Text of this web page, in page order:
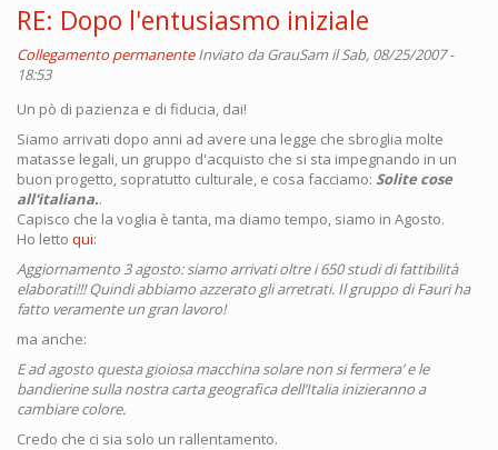
RE: Dopo l'entusiasmo iniziale
Collegamento permanente Inviato daGrauSamil Sab, 08/25/2007 -
18:53
Un pò di pazienza e di fiducia, dai!
Siamo arrivati dopo anni ad avere una legge che sbroglia molte
matasse legali, un gruppo d'acquisto che si sta impegnando in un
buon progetto, sopratutto culturale, e cosa facciamo: Solite cose
all'italiana..
Capisco che la voglia è tanta, ma diamo tempo, siamo in Agosto.
Ho letto qui:
Aggiornamento 3 agosto: siamo arrivati oltre i 650 studi di fattibilità
elaborati!!! Quindi abbiamo azzerato gli arretrati. Il gruppo di Fauri ha
fatto veramente un gran lavoro!
ma anche:
E ad agosto questa gioiosa macchina solare non si fermera’ e le
bandierine sulla nostra carta geografica dell’Italia inizieranno a
cambiare colore.
Credo che ci sia solo un rallentamento.